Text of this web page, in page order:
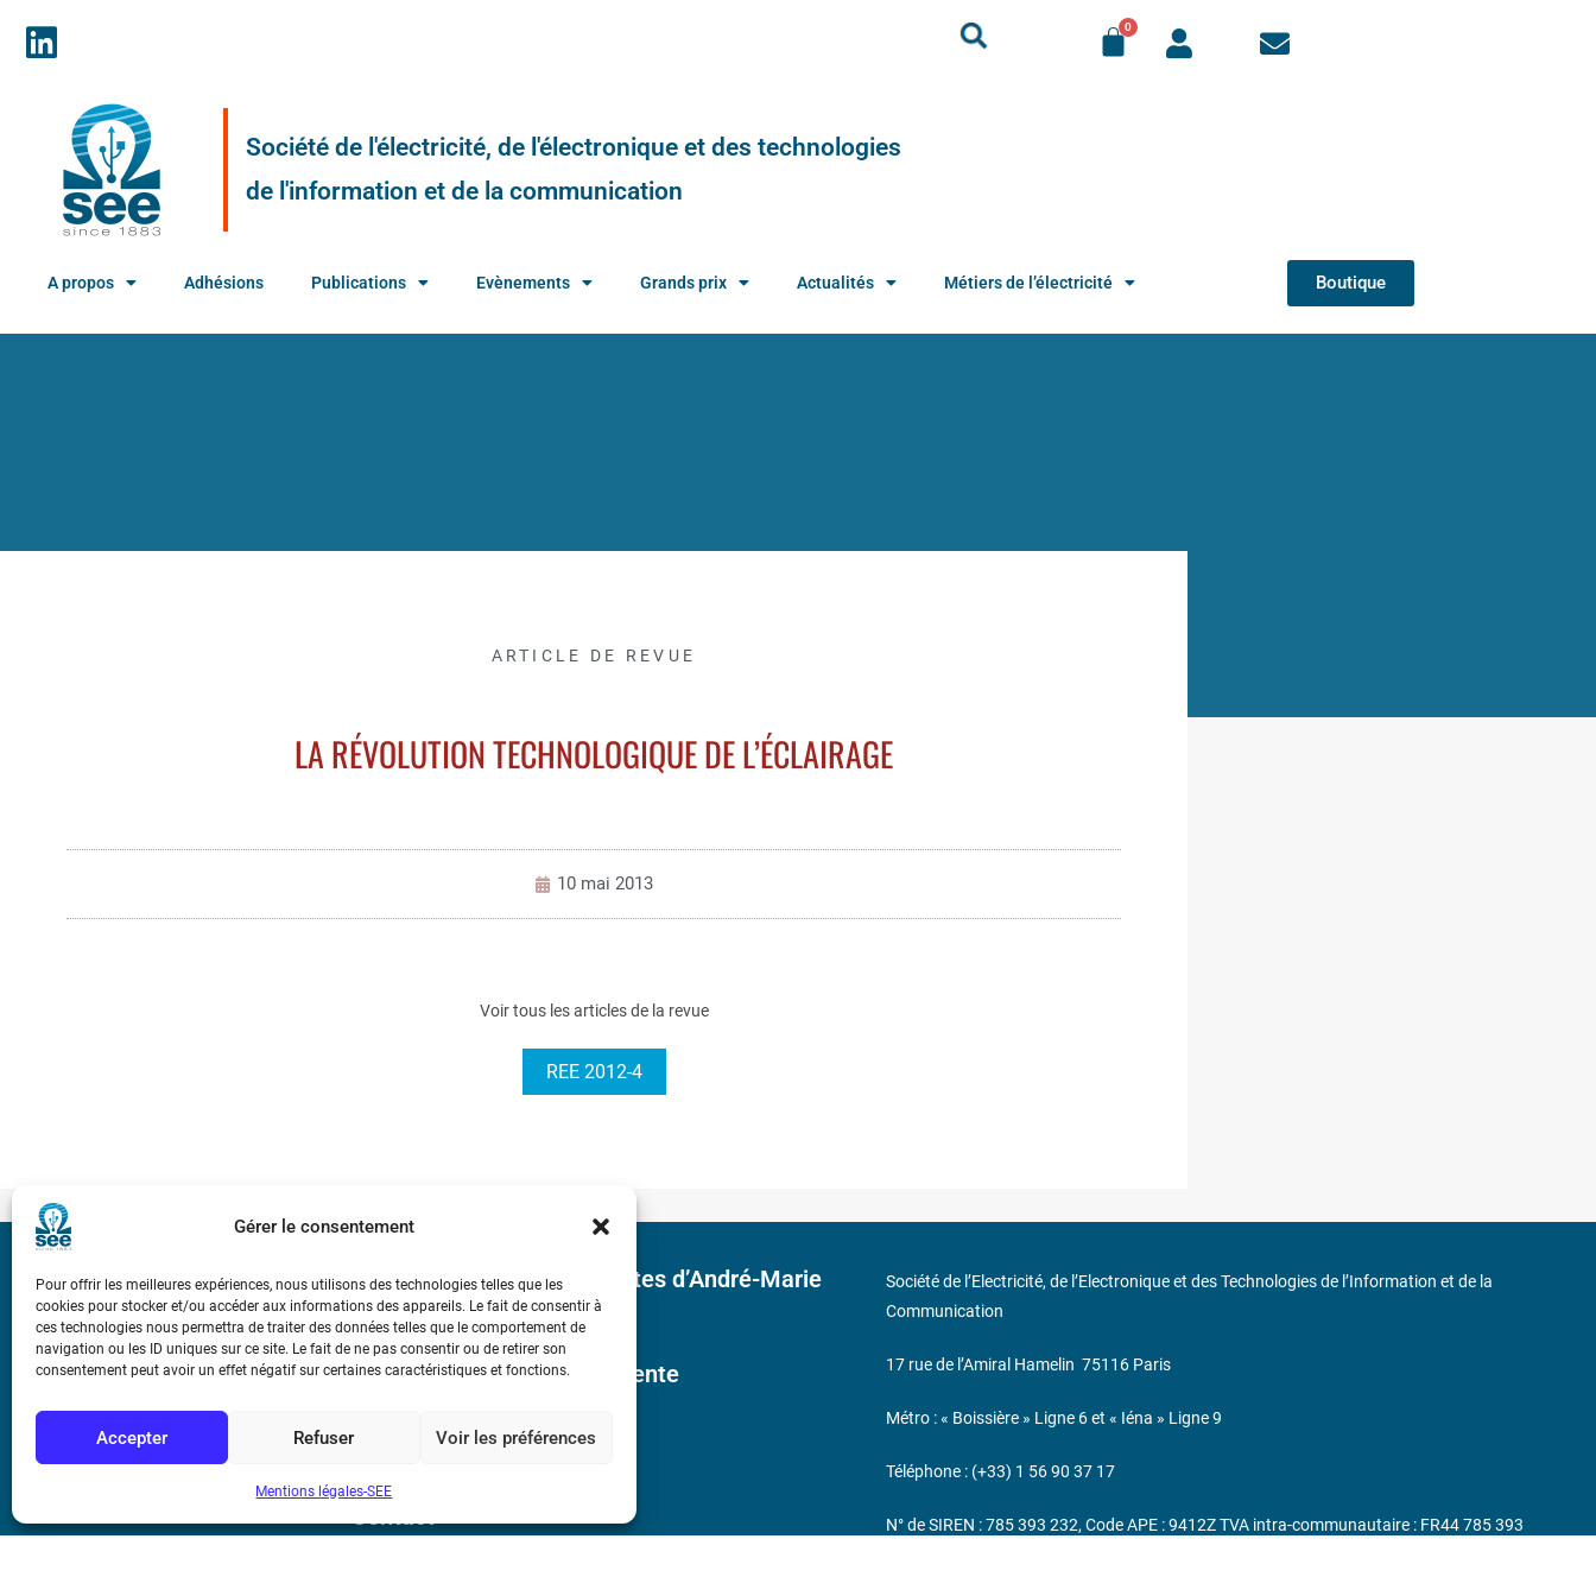
Gérer le consentement
Pour offrir les meilleures expériences, nous utilisons des technologies telles que les
cookies pour stocker et/ou accéder aux informations des appareils. Le fait de consentir à
ces technologies nous permettra de traiter des données telles que le comportement de
navigation ou les ID uniques sur ce site. Le fait de ne pas consentir ou de retirer son
consentement peut avoir un effet négatif sur certaines caractéristiques et fonctions.
Accepter Refuser Voir les préférences
Mentions légales-SEE
Société de l'électricité, de l'électronique et des technologies
de l'information et de la communication
A propos Adhésions Publications Evènements Grands prix Actualités Métiers de l’électricité Boutique
ARTICLE DE REVUE
LA RÉVOLUTION TECHNOLOGIQUE DE L’ÉCLAIRAGE
10 mai 2013
Voir tous les articles de la revue
REE 2012-4
Bicentenaire des découvertes d’André-Marie
Ampère
Conditions Générales de Vente
Mentions légales
Contact
Société de l’Electricité, de l’Electronique et des Technologies de l’Information et de la
Communication
17 rue de l’Amiral Hamelin 75116 Paris
Métro : « Boissière » Ligne 6 et « Iéna » Ligne 9
Téléphone : (+33) 1 56 90 37 17
N° de SIREN : 785 393 232, Code APE : 9412Z TVA intra-communautaire : FR44 785 393